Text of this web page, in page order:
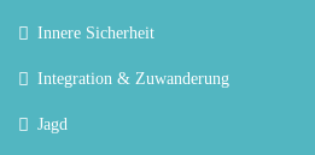
Innere Sicherheit
Integration & Zuwanderung
Jagd